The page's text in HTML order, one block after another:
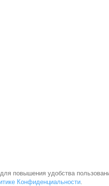
повышения удобства
Конфиденциальности.